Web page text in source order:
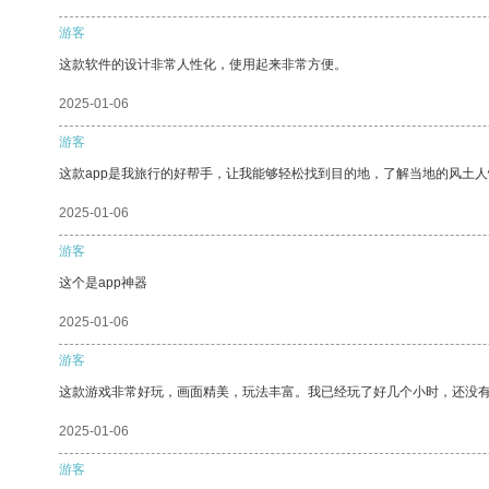
游客
这款软件的设计非常人性化，使用起来非常方便。
2025-01-06
游客
这款app是我旅行的好帮手，让我能够轻松找到目的地，了解当地的风土人
2025-01-06
游客
这个是app神器
2025-01-06
游客
这款游戏非常好玩，画面精美，玩法丰富。我已经玩了好几个小时，还没有
2025-01-06
游客